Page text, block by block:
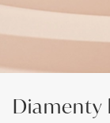
Diamenty